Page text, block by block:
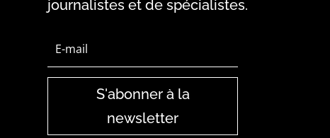
journalistes et de spécialistes.
S'abonner à la
newsletter